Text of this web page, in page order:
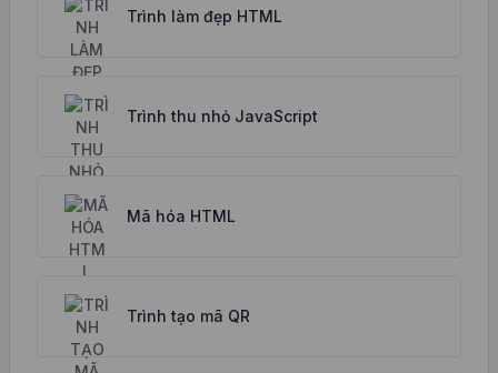
Trình làm đẹp HTML
Trình thu nhỏ JavaScript
Mã hóa HTML
Trình tạo mã QR